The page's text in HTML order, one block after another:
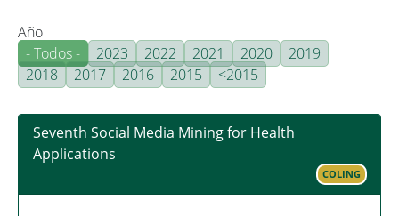
Año
- Todos -
2023 2022 2021 2020
2019
2018
2017 2016 2015 <2015
Seventh Social Media Mining for Health
Applications
COLING